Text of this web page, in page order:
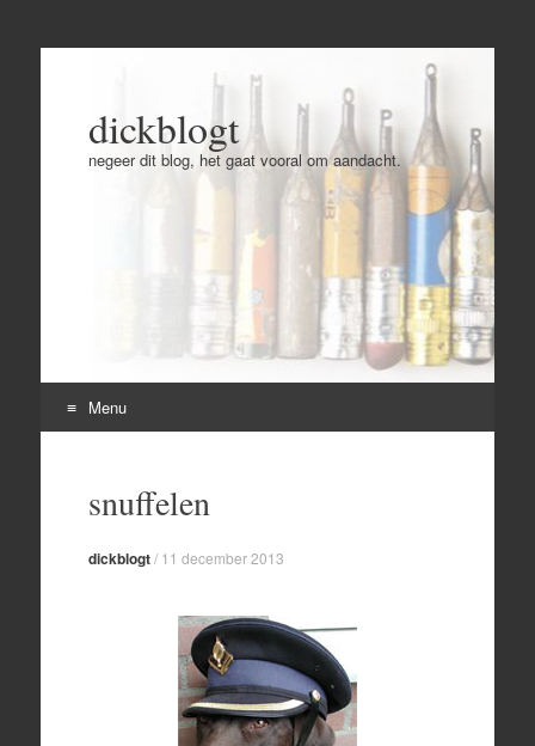
dickblogt
negeer dit blog, het gaat vooral om aandacht.
Menu
contentsnuffelen
dickblogt/ 11 december 2013